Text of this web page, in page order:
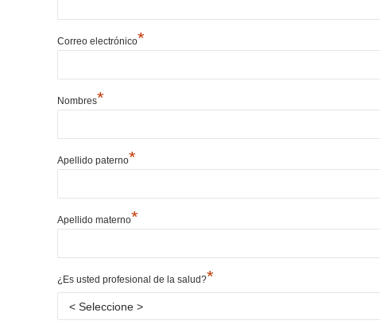
Correo electrónico*
Nombres*
Apellido paterno*
Apellido materno*
¿Es usted profesional de la salud?*